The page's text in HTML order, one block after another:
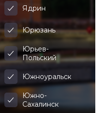
Ядрин
Юрюзань
Юрьев-
Польский
Южноуральск
Южно-
Сахалинск